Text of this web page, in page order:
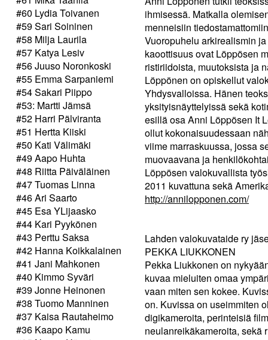
#60 Lydia Toivanen
#59 Sari Soininen
#58 Milja Laurila
#57 Katya Lesiv
#56 Juuso Noronkoski
#55 Emma Sarpaniemi
#54 Sakari Piippo
#53: Martti Jämsä
#52 Harri Pälviranta
#51 Hertta Kiiski
#50 Kati Välimäki
#49 Aapo Huhta
#48 Riitta Päiväläinen
#47 Tuomas Linna
#46 Ari Saarto
#45 Esa YLijaasko
#44 Kari Pyykönen
#43 Perttu Saksa
#42 Hanna Koikkalainen
#41 Jani Mahkonen
#40 Kimmo Syväri
#39 Jonne Heinonen
#38 Tuomo Manninen
#37 Kaisa Rautaheimo
#36 Kaapo Kamu
ihmisessä. Matkalla
menneisiin
Vuoropuhelu arkirealismin
kaoottisuus ovat Löppösen
ristiriidoista, muutoksista ja
Löppönen on opiskellut
Yhdysvalloissa. Hänen
yksityisnäyttelyissä sekä
esillä osa Anni Löppösen It
ollut kokonaisuudessaan
viime marraskuussa, jossa
muovaavana ja
Löppösen valokuvallista
2011 kuvattuna sekä
http://annilopponen.com/
Lahden valokuvataide ry
PEKKA LIUKKONEN
Pekka Liukkonen on
kuvaa mieluiten omaa
vaan miten sen kokee.
on. Kuvissa on useimmiten
digikameroita, perinteisiä
neulanreikäkameroita, sekä